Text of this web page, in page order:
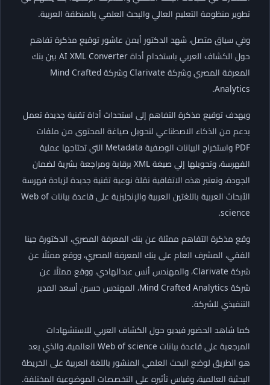
تطوير منظومة التعليم العالي والبحث العلمي بالمنطقة العربية.
وفي سياق متصل، شهد الدكتور أيمن عاشور توقيع مذكرة تفاهم
حول الكشاف العربي باستخدام أداة AI XML Converter بين بنك
المعرفة المصري وشركة Clarivate وشركة Mind Crafted
Analytics.
ويهدف توقيع مذكرة التفاهم إلى استحداث أداة تقنية جديدة تعمل
بدعم من الذكاء الاصطناعي لتحويل صياغة المحتوى من ملفات
PDF واستخراج البيانات الوصفية Metadata التي تحتاجها عملية
الفهرسة، وتحويلها إلي صيغة XML برقابة ومراجعة بشرية لضمان
الجودة، وتعتبر هذه الاتفاقية نقلة نوعية تقنية جديدة لزيادة فهرسة
الأبحاث العربية باللغتين العربية والإنجليزية على قاعدة بيانات Web of
science.
وقع مذكرة التفاهم ممثلة عن بنك المعرفة المصري، الدكتورة جينا
الفقي، المشرف العام على بنك المعرفة المصري، ووقع ممثلًا عن
شركة Clarivate، والمهندس أنس عبدالهادي، ووقع ممثلًا عن
شركة Mind Crafted Analytics، المهندس حسين أسعد المدير
التنفيذي للشركة.
كما شاهد الحضور فيديو حول الكشاف العربي للاستشهادات
المرجعية على قاعدة بيانات Web of science العالمية، والذي يعد
هو الطريق لوضع البحث العلمي المنشور باللغة العربية على الخريطة
البحثية العالمية، وقياس تأثيره على التخصصات الموضوعية المختلفة.